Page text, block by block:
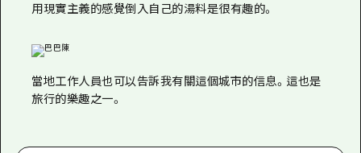
用現實主義的感覺倒入自己的湯料是很有趣的。
當地工作人員也可以告訴我有關這個城市的信息。這也是
旅行的樂趣之一。